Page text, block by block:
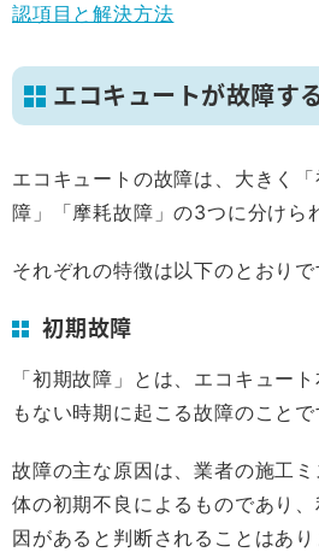
認項目と解決方法
エコキュートが故障す
エコキュートの故障は、大きく
障」「摩耗故障」の3つに分けら
それぞれの特徴は以下のとおりで
初期故障
「初期故障」とは、エコキュー
もない時期に起こる故障のことで
故障の主な原因は、業者の施工
体の初期不良によるものであり
因があると判断されることはあり